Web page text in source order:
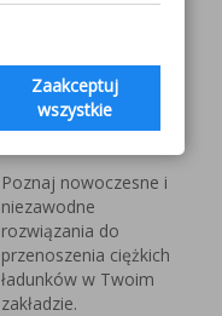
Systemy
bliskiego
Vetter Kran
Technik
Poznaj nowoczesne i
niezawodne
rozwiązania do
przenoszenia ciężkich
ładunków w Twoim
zakładzie.
Zaakceptuj
wszystkie